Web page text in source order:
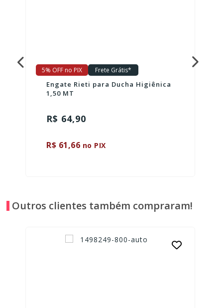
5% OFF no PIX Frete Grátis*
Engate Rieti para Ducha Higiênica
1,50 MT
R$ 64,90
R$ 61,66 no PIX
Outros clientes também compraram!